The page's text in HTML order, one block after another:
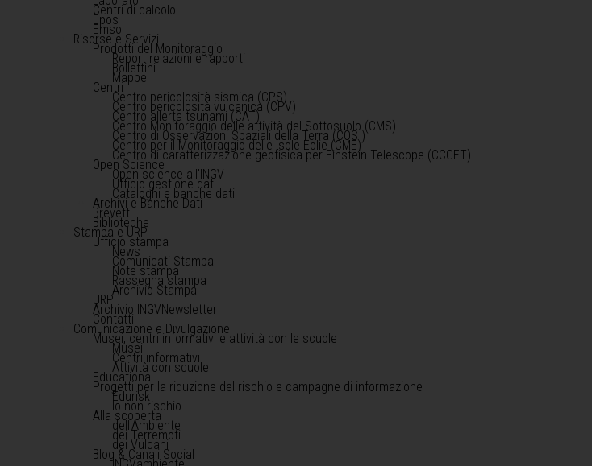
Centri di calcolo
Epos
Emso
Risorse e Servizi
Prodotti del Monitoraggio
Report relazioni e rapporti
Bollettini
Mappe
Centri
Centro pericolosità sismica (CPS)
Centro pericolosità vulcanica (CPV)
Centro allerta tsunami (CAT)
Centro Monitoraggio delle attività del Sottosuolo (CMS)
Centro di Osservazioni Spaziali della Terra (COS )
Centro per il Monitoraggio delle Isole Eolie (CME)
Centro di caratterizzazione geofisica per Einstein Telescope (CCGET)
Open Science
Open science all'INGV
Ufficio gestione dati
Cataloghi e banche dati
Archivi e Banche Dati
Brevetti
Biblioteche
Stampa e URP
Ufficio stampa
News
Comunicati Stampa
Note stampa
Rassegna stampa
Archivio Stampa
URP
Archivio INGVNewsletter
Contatti
Comunicazione e Divulgazione
Musei, centri informativi e attività con le scuole
Musei
Centri informativi
Attività con scuole
Educational
Progetti per la riduzione del rischio e campagne di informazione
Edurisk
Io non rischio
Alla scoperta
dell'Ambiente
dei Terremoti
dei Vulcani
Blog & Canali Social